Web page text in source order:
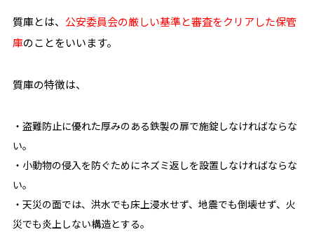
質庫とは、 公安委員会の厳しい基準と審査をクリアした保管
庫のことをいいます。
質庫の特徴は、
・盗難防止に優れた厚みのある鉄製の扉で施錠しなければならな
い。
・小動物の侵入を防ぐためにネズミ返しを設置しなければならな
い。
・天災の面では、洪水でも床上浸水せず、地震でも倒壊せず、火
災でも炎上しない構造とする。